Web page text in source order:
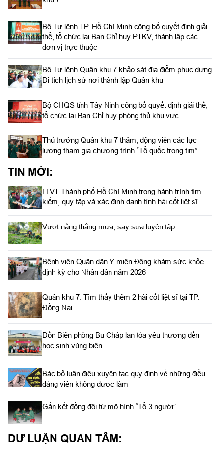
Bộ Tư lệnh TP. Hồ Chí Minh công bố quyết định giải
thể, tổ chức lại Ban Chỉ huy PTKV, thành lập các
đơn vị trực thuộc
Bộ Tư lệnh Quân khu 7 khảo sát địa điểm phục dựng
Di tích lịch sử nơi thành lập Quân khu
Bộ CHQS tỉnh Tây Ninh công bố quyết định giải thể,
tổ chức lại Ban Chỉ huy phòng thủ khu vực
Thủ trưởng Quân khu 7 thăm, động viên các lực
lượng tham gia chương trình “Tổ quốc trong tim”
TIN MỚI:
LLVT Thành phố Hồ Chí Minh trong hành trình tìm
kiếm, quy tập và xác định danh tính hài cốt liệt sĩ
Vượt nắng thắng mưa, say sưa luyện tập
Bệnh viện Quân dân Y miền Đông khám sức khỏe
định kỳ cho Nhân dân năm 2026
Quân khu 7: Tìm thấy thêm 2 hài cốt liệt sĩ tại TP.
Đồng Nai
Đồn Biên phòng Bu Cháp lan tỏa yêu thương đến
học sinh vùng biên
Bác bỏ luận điệu xuyên tạc quy định về những điều
đảng viên không được làm
Gắn kết đồng đội từ mô hình “Tổ 3 người”
DƯ LUẬN QUAN TÂM: